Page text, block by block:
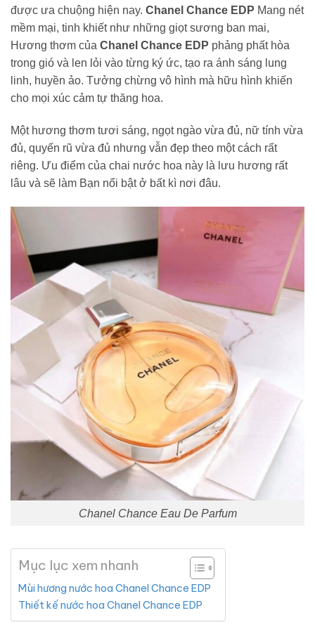
được ưa chuộng hiện nay. Chanel Chance EDP Mang nét
mềm mại, tinh khiết như những giọt sương ban mai,
Hương thơm của Chanel Chance EDP phảng phất hòa
trong gió và len lỏi vào từng ký ức, tạo ra ánh sáng lung
linh, huyền ảo. Tưởng chừng vô hình mà hữu hình khiến
cho mọi xúc cảm tự thăng hoa.
Một hương thơm tươi sáng, ngọt ngào vừa đủ, nữ tính vừa
đủ, quyến rũ vừa đủ nhưng vẫn đẹp theo một cách rất
riêng. Ưu điểm của chai nước hoa này là lưu hương rất
lâu và sẽ làm Bạn nổi bật ở bất kì nơi đâu.
Chanel Chance Eau De Parfum
Mục lục xem nhanh
Mùi hương nước hoa Chanel Chance EDP
Thiết kế nước hoa Chanel Chance EDP